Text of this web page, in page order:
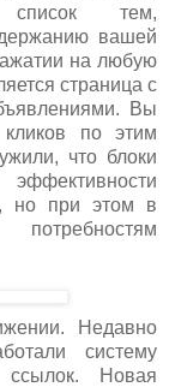
список тем,
вашей
на любую
страница с
Вы
кликов по этим
что блоки
но при этом в
Недавно
систему
ссылок. Новая